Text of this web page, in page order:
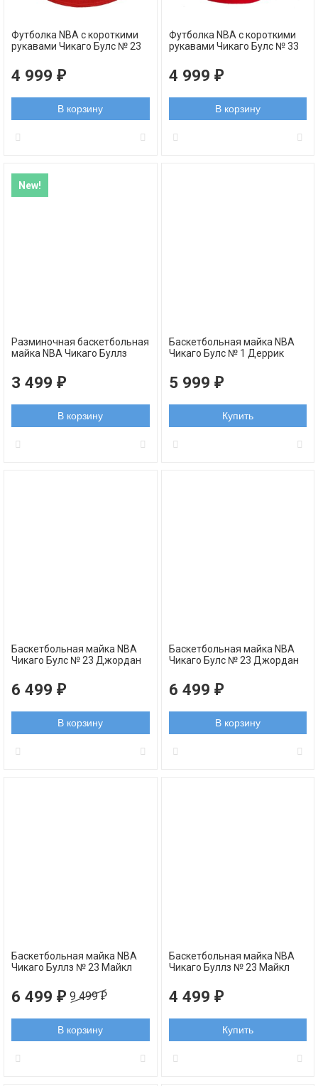
Футболка NBA с короткими
рукавами Чикаго Булс № 23
4 999 ₽
В корзину
Футболка NBA с короткими
рукавами Чикаго Булс № 33
4 999 ₽
В корзину
New!
Разминочная баскетбольная
майка NBA Чикаго Буллз
3 499 ₽
В корзину
Баскетбольная майка NBA
Чикаго Булс № 1 Деррик
5 999 ₽
Купить
Баскетбольная майка NBA
Чикаго Булс № 23 Джордан
AUTHENTIC
6 499 ₽
В корзину
Баскетбольная майка NBA
Чикаго Булс № 23 Джордан
AUTHENTIC
6 499 ₽
В корзину
Баскетбольная майка NBA
Чикаго Буллз № 23 Майкл
АУТЕНТИК
6 499 ₽ 9 499₽
В корзину
Баскетбольная майка NBA
Чикаго Буллз № 23 Майкл
черная
4 499 ₽
Купить